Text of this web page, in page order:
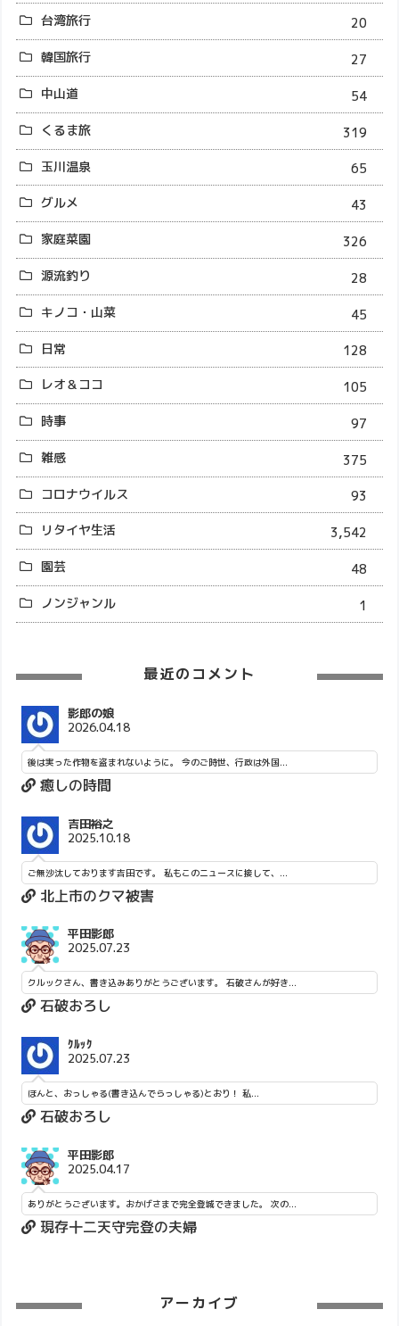
台湾旅行
20
韓国旅行
27
中山道
54
くるま旅
319
玉川温泉
65
グルメ
43
家庭菜園
326
源流釣り
28
キノコ・山菜
45
日常
128
レオ＆ココ
105
時事
97
雑感
375
コロナウイルス
93
リタイヤ生活
3,542
園芸
48
ノンジャンル
1
最近のコメント
影郎の娘
2026.04.18
後は実った作物を盗まれないように。 今のご時世、行政は外国...
癒しの時間
吉田裕之
2025.10.18
ご無沙汰しております吉田です。 私もこのニュースに接して、...
北上市のクマ被害
平田影郎
2025.07.23
クルックさん、書き込みありがとうございます。 石破さんが好き...
石破おろし
ｸﾙｯｸ
2025.07.23
ほんと、おっしゃる(書き込んでらっしゃる)とおり！ 私...
石破おろし
平田影郎
2025.04.17
ありがとうございます。おかげさまで完全登城できました。 次の...
現存十二天守完登の夫婦
アーカイブ